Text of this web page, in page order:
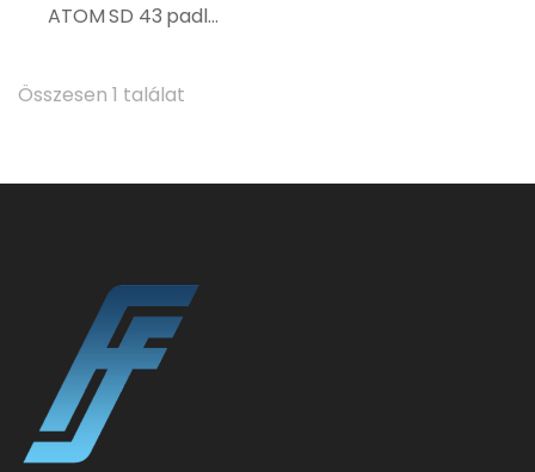
ATOM SD 43 padlótisztító gép
Összesen 1 találat